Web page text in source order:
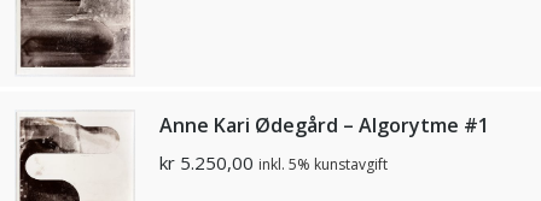
Anne Kari Ødegård – Algorytme #1
kr 5.250,00 inkl. 5% kunstavgift